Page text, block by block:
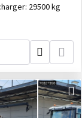
29500 kg